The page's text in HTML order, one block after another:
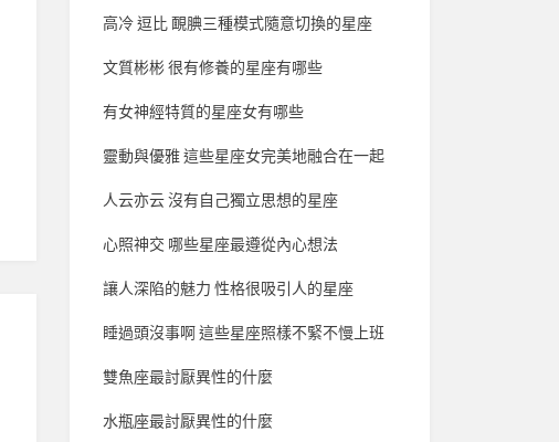
高冷 逗比 靦腆三種模式隨意切換的星座
文質彬彬 很有修養的星座有哪些
有女神經特質的星座女有哪些
靈動與優雅 這些星座女完美地融合在一起
人云亦云 沒有自己獨立思想的星座
心照神交 哪些星座最遵從內心想法
讓人深陷的魅力 性格很吸引人的星座
睡過頭沒事啊 這些星座照樣不緊不慢上班
雙魚座最討厭異性的什麼
水瓶座最討厭異性的什麼